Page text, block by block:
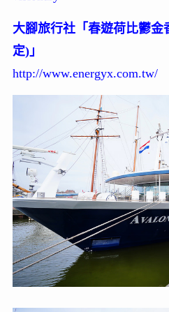
大腳旅行社「春遊荷比鬱
定)」
http://www.energyx.com.tw/